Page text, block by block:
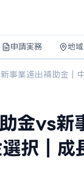
申請実務 地域
事業進出補助金｜
金vs新
択｜成